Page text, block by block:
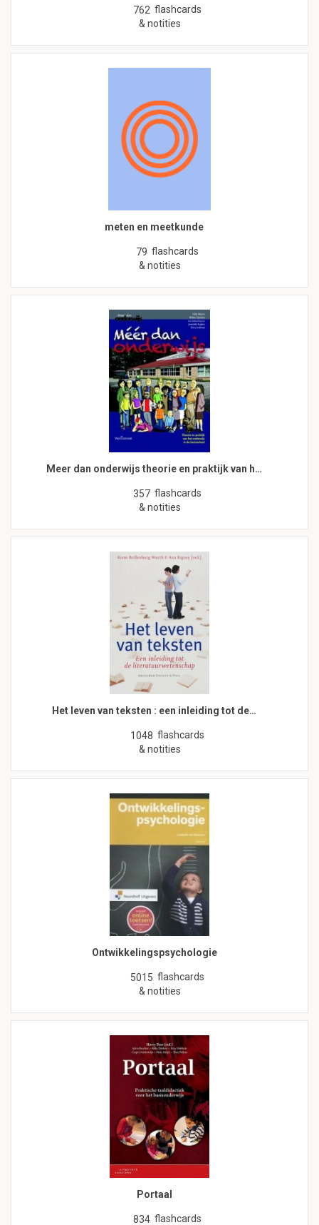
762 flashcards
& notities
meten en meetkunde
79 flashcards
& notities
Meer dan onderwijs theorie en praktijk van h…
357 flashcards
& notities
Het leven van teksten : een inleiding tot de…
1048 flashcards
& notities
Ontwikkelingspsychologie
5015 flashcards
& notities
Portaal
834 flashcards